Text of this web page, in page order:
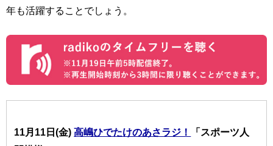
年も活躍することでしょう。
11月11日(金)高嶋ひでたけのあさラジ！
「スポーツ人